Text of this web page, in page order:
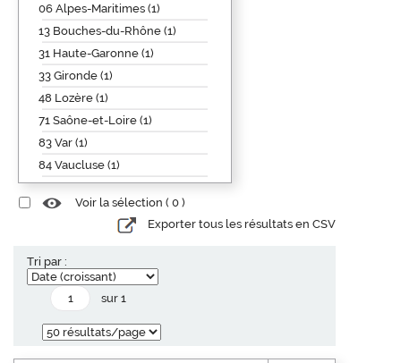
06 Alpes-Maritimes (1)
13 Bouches-du-Rhône (1)
31 Haute-Garonne (1)
33 Gironde (1)
48 Lozère (1)
71 Saône-et-Loire (1)
83 Var (1)
84 Vaucluse (1)
Voir la sélection ( 0 )
Exporter tous les résultats en CSV
Tri par :
sur 1